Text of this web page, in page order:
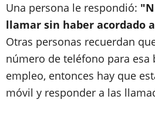
Una persona le respondió:
llamar sin haber acordado
Otras personas recuerdan
número de teléfono para esa
empleo, entonces hay que
móvil y responder a las